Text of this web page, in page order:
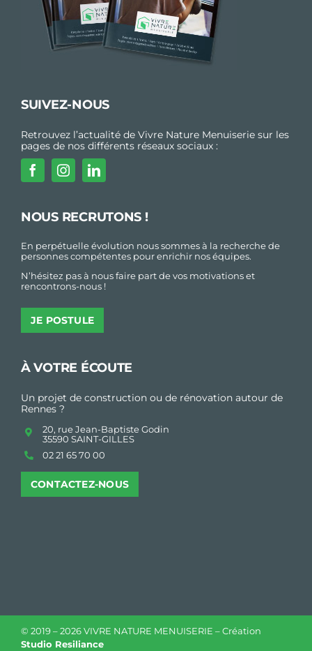
SUIVEZ-NOUS
Retrouvez l’actualité de Vivre Nature Menuiserie sur les
pages de nos différents réseaux sociaux :
NOUS RECRUTONS !
En perpétuelle évolution nous sommes à la recherche de
personnes compétentes pour enrichir nos équipes.
N’hésitez pas à nous faire part de vos motivations et
rencontrons-nous !
JE POSTULE
À VOTRE ÉCOUTE
Un projet de construction ou de rénovation autour de
Rennes ?
20, rue Jean-Baptiste Godin
35590 SAINT-GILLES
02 21 65 70 00
CONTACTEZ-NOUS
© 2019 –2026 VIVRE NATURE MENUISERIE – Création
Studio Resiliance